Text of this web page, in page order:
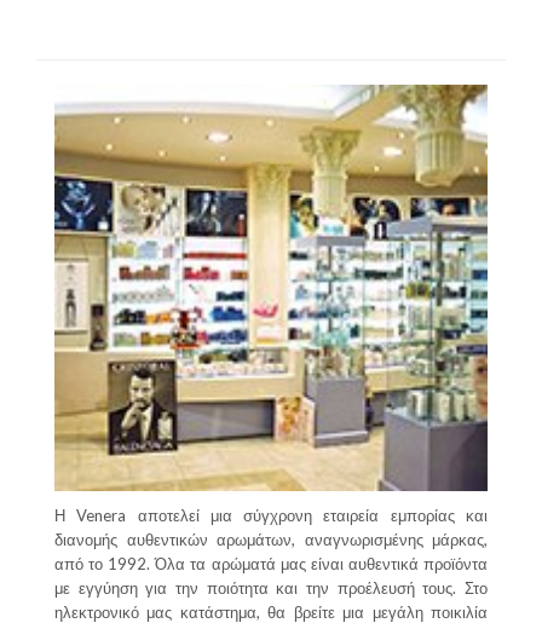
Η Venera αποτελεί μια σύγχρονη εταιρεία εμπορίας και
διανομής αυθεντικών αρωμάτων, αναγνωρισμένης μάρκας,
από το 1992. Όλα τα αρώματά μας είναι αυθεντικά προϊόντα
με εγγύηση για την ποιότητα και την προέλευσή τους. Στο
ηλεκτρονικό μας κατάστημα, θα βρείτε μια μεγάλη ποικιλία